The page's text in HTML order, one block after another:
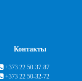
Контакты
+373 22 50-37-87
+373 22 50-32-72